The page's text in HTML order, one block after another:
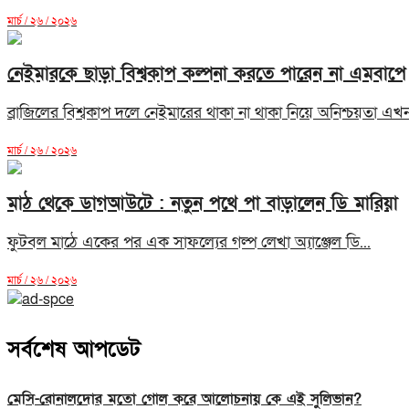
মার্চ / ২৬ / ২০২৬
নেইমারকে ছাড়া বিশ্বকাপ কল্পনা করতে পারেন না এমবাপে
ব্রাজিলের বিশ্বকাপ দলে নেইমারের থাকা না থাকা নিয়ে অনিশ্চয়তা
মার্চ / ২৬ / ২০২৬
মাঠ থেকে ডাগআউটে : নতুন পথে পা বাড়ালেন ডি মারিয়া
ফুটবল মাঠে একের পর এক সাফল্যের গল্প লেখা অ্যাঞ্জেল ডি...
মার্চ / ২৬ / ২০২৬
সর্বশেষ আপডেট
মেসি-রোনালদোর মতো গোল করে আলোচনায় কে এই সুলিভান?